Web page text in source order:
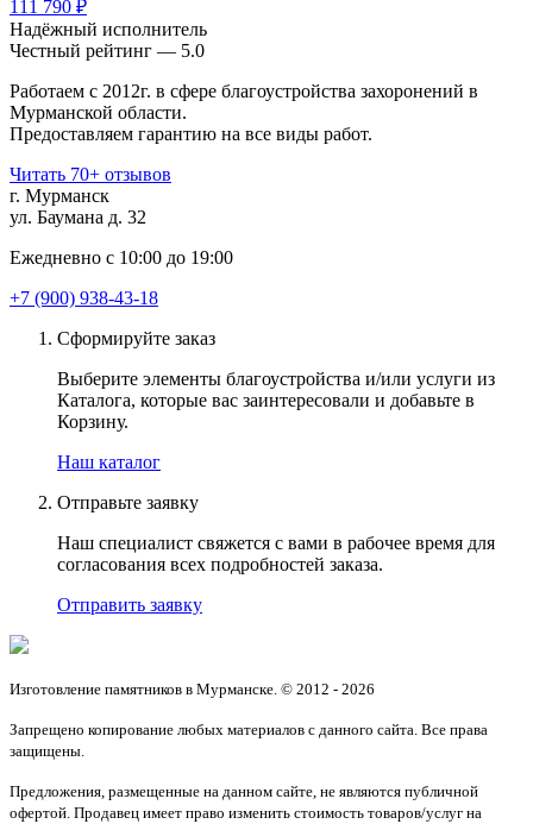
111 790 ₽
Надёжный исполнитель
Чеcтный рейтинг — 5.0
Работаем с 2012г. в сфере благоустройства захоронений в
Мурманской области.
Предоставляем гарантию на все виды работ.
Читать 70+ отзывов
г. Мурманск
ул. Баумана д. 32
Ежедневно с 10:00 до 19:00
+7 (900) 938-43-18
Сформируйте заказ
Выберите элементы благоустройства и/или услуги из
Каталога, которые вас заинтересовали и добавьте в
Корзину.
Наш каталог
Отправьте заявку
Наш специалист свяжется с вами в рабочее время для
согласования всех подробностей заказа.
Отправить заявку
Изготовление памятников в Мурманске. © 2012 - 2026
Запрещено копирование любых материалов с данного сайта. Все права
защищены.
Предложения, размещенные на данном сайте, не являются публичной
офертой. Продавец имеет право изменить стоимость товаров/услуг на